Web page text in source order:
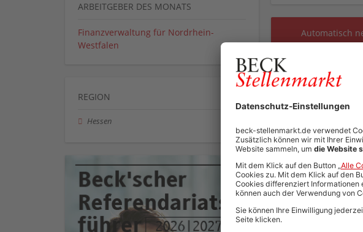
Automatisch
ARBEITGEBER DES MONATS
Finanzverwaltung für Nordrhein-
Westfalen
REGION
Hessen